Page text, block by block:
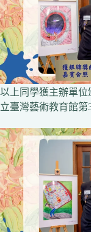
以上同學獲主辦單位
立臺灣藝術教育館第